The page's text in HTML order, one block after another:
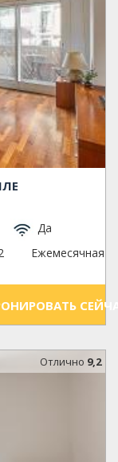
Да
Ежемесячная
Oтлично 9,2